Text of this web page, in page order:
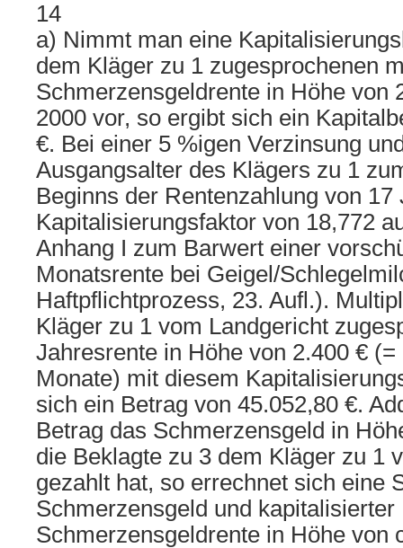
14
a) Nimmt man eine
dem Kläger zu 1 zugesprochenen
Schmerzensgeldrente in Höhe von
2000 vor, so ergibt sich ein
€. Bei einer 5 %igen Verzinsung
Ausgangsalter des Klägers zu 1
Beginns der Rentenzahlung von
Kapitalisierungsfaktor von 18,772
Anhang I zum Barwert einer
Monatsrente bei Geigel/
Haftpflichtprozess, 23. Aufl.).
Kläger zu 1 vom Landgericht
Jahresrente in Höhe von 2.400 €
Monate) mit diesem
sich ein Betrag von 45.052,80 €.
Betrag das Schmerzensgeld in
die Beklagte zu 3 dem Kläger zu 1
gezahlt hat, so errechnet sich eine
Schmerzensgeld und kapitalisierter
Schmerzensgeldrente in Höhe von